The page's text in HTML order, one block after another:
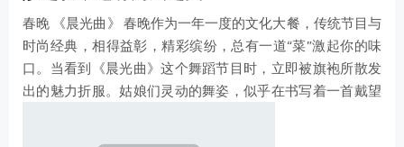
春晚 《晨光曲》 春晚作为一年一度的文化大餐，传统节目与
时尚经典，相得益彰，精彩缤纷，总有一道“菜”激起你的味
口。当看到《晨光曲》这个舞蹈节目时，立即被旗袍所散发
出的魅力折服。姑娘们灵动的舞姿，似乎在书写着一首戴望